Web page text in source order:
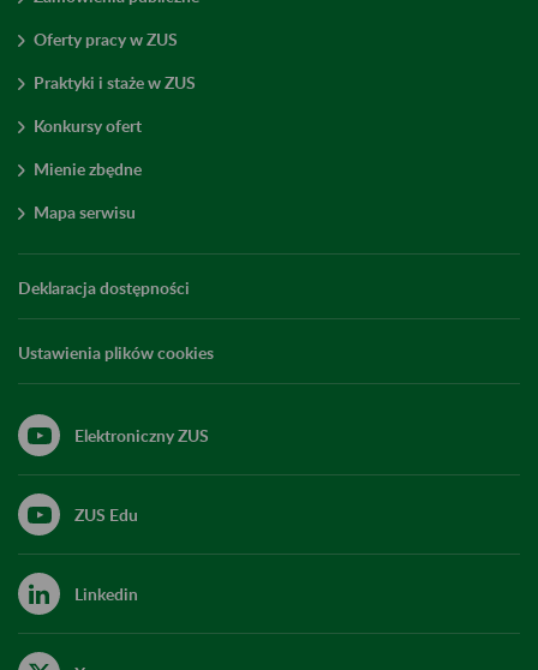
Oferty pracy w ZUS
Praktyki i staże w ZUS
Konkursy ofert
Mienie zbędne
Mapa serwisu
Deklaracja dostępności
Ustawienia plików cookies
Elektroniczny ZUS
ZUS Edu
Linkedin